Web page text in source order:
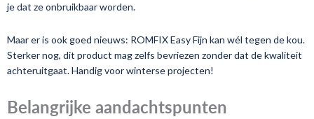
je dat ze onbruikbaar worden.
Maar er is ook goed nieuws: ROMFIX Easy Fijn kan wél tegen de kou.
Sterker nog, dit product mag zelfs bevriezen zonder dat de kwaliteit
achteruitgaat. Handig voor winterse projecten!
Belangrijke aandachtspunten